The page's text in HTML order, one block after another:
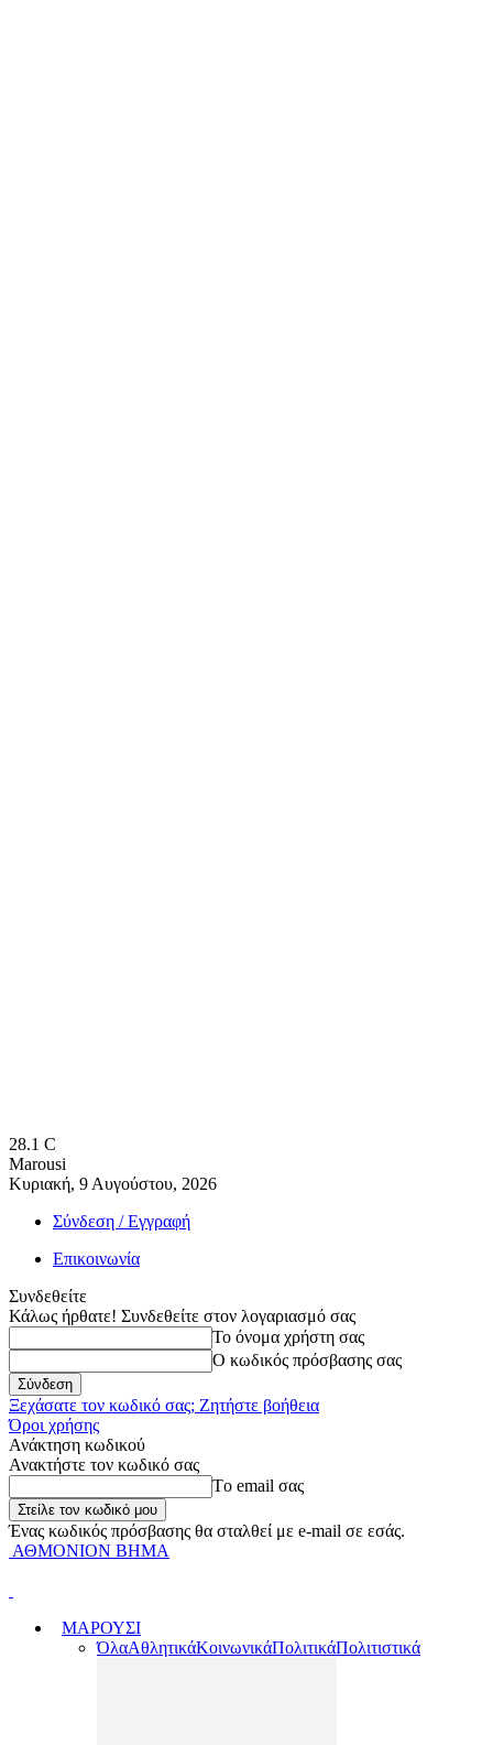
28.1 C
Marousi
Κυριακή, 9 Αυγούστου, 2026
Σύνδεση / Εγγραφή
Επικοινωνία
Συνδεθείτε
Κάλως ήρθατε! Συνδεθείτε στον λογαριασμό σας
Το όνομα χρήστη σας
Ο κωδικός πρόσβασης σας
Ξεχάσατε τον κωδικό σας; Ζητήστε βοήθεια
Όροι χρήσης
Ανάκτηση κωδικού
Ανακτήστε τον κωδικό σας
Tο email σας
Ένας κωδικός πρόσβασης θα σταλθεί με e-mail σε εσάς.
ΑΘΜΟΝΙΟΝ ΒΗΜΑ
ΜΑΡΟΥΣΙ
ΌλαΑθλητικάΚοινωνικάΠολιτικάΠολιτιστικά